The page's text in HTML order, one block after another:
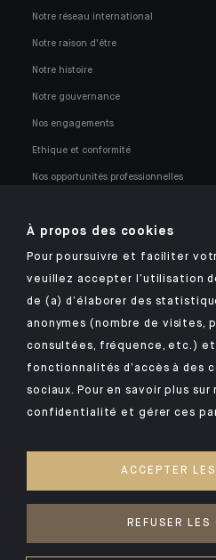
Notre réseau international
Notre raison d'être
Notre histoire
Notre gouvernance
Nos engagements
Ethique et conformité
Nos opportunités professionnelles
Retrouvez notre application mobile Indosuez
MENTIONS LÉGALES
SÉCURITÉ
À propos des cookies
Pour poursuivre et faciliter
veuillez accepter l’utilisation
de (a) d’élaborer des
anonymes (nombre de visites,
consultées, fréquence, etc.)
fonctionnalités d’accès à des
sociaux. Pour en savoir plus
confidentialité et gérer ces
ACCEPTER
REFUSER LES